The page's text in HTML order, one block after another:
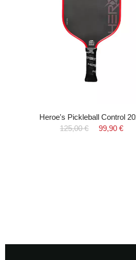
Heroe's Pickleball Control
125,00 €
99,90 €